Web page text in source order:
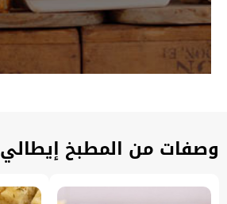
وصفات من المطبخ إيطالي